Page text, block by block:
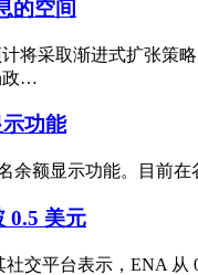
的空间
将采取渐进式扩张策
政…
功能
余额显示功能。目前
0.5 美元
社交平台表示，ENA